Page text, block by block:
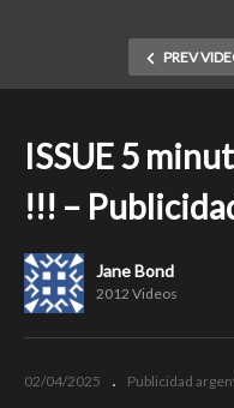
PREV
ISSUE 5
!!! –
Jane Bond
2012 Videos
02/04/2025 Publicidad